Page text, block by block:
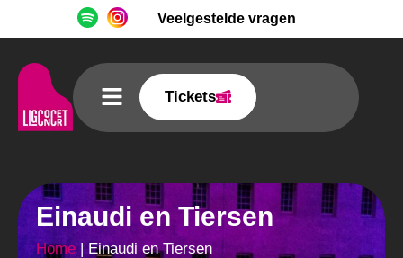
Veelgestelde vragen
Tickets
Einaudi en Tiersen
Home | Einaudi en Tiersen